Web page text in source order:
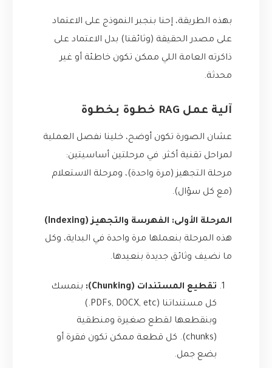
بهذه الطريقة، إحنا بنجبر النموذج على الاعتماد
على مصدر الحقيقة (وثائقنا) بدل الاعتماد على
ذاكرته العامة اللي ممكن تكون خاطئة أو غير
محدثة.
آلية عمل RAG خطوة بخطوة
عشان الصورة تكون أوضح، خلينا نفصل العملية
لمراحل تقنية أكثر. في مرحلتين أساسيتين:
مرحلة التجهيز (مرة واحدة)، ومرحلة الاستعلام
(مع كل سؤال).
المرحلة الأولى: الفهرسة والتجهيز (Indexing)
هذه المرحلة بنعملها مرة واحدة في البداية، وكل
ما نضيف وثائق جديدة بنعيدها.
تقطيع المستندات (Chunking):
بنمسك
كل مستنداتنا (PDFs, DOCX, etc.)
وبنقطعها لقطع صغيرة ومنطقية
(chunks). كل قطعة ممكن تكون فقرة أو
بضع جمل.